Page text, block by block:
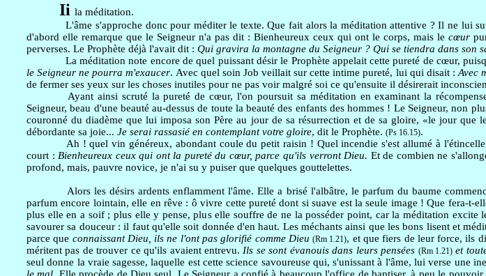
Iila méditation.
L'âme s'approche donc pour méditer le texte. Que fait alors la méditation attentive ? Il ne lui
d'abord elle remarque que le Seigneur n'a pas dit : Bienheureux ceux qui ont le corps, mais le cœur
perverses. Le Prophète déjà l'avait dit : Qui gravira la montagne du Seigneur ? Qui se tiendra dans son
La méditation note encore de quel puissant désir le Prophète appelait cette pureté de cœur,
le Seigneur ne pourra m'exaucer. Avec quel soin Job veillait sur cette intime pureté, lui qui disait : Avec
de fermer ses yeux sur les choses inutiles pour ne pas voir malgré soi ce qu'ensuite il désirerait
Ayant ainsi scruté la pureté de cœur, l'on poursuit sa méditation en examinant la
Seigneur, beau d'une beauté au-dessus de toute la beauté des enfants des hommes ! Le Seigneur, non
couronné du diadème que lui imposa son Père au jour de sa résurrection et de sa gloire, «le jour
débordante sa joie... Je serai rassasié en contemplant votre gloire, dit le Prophète. (Ps 16.15).
Ah ! quel vin généreux, abondant coule du petit raisin ! Quel incendie s'est allumé à
court : Bienheureux ceux qui ont la pureté du cœur, parce qu'ils verront Dieu. Et de combien ne
profond, mais, pauvre novice, je n'ai su y puiser que quelques gouttelettes.
Alors les désirs ardents enflamment l'âme. Elle a brisé l'albâtre, le parfum du baume
parfum encore lointain, elle en rêve : ô vivre cette pureté dont si suave est la seule image ! Que fera-t-
plus elle en a soif ; plus elle y pense, plus elle souffre de ne la posséder point, car la méditation
savourer sa douceur : il faut qu'elle soit donnée d'en haut. Les méchants ainsi que les bons lisent et
parce que connaissant Dieu, ils ne l'ont pas glorifié comme Dieu (Rm 1.21), et que fiers de leur force, ils
méritent pas de trouver ce qu'ils avaient entrevu. Ils se sont évanouis dans leurs pensées (Rm 1.21) et
seul donne la vraie sagesse, laquelle est cette science savoureuse qui, s'unissant à l'âme, lui verse une